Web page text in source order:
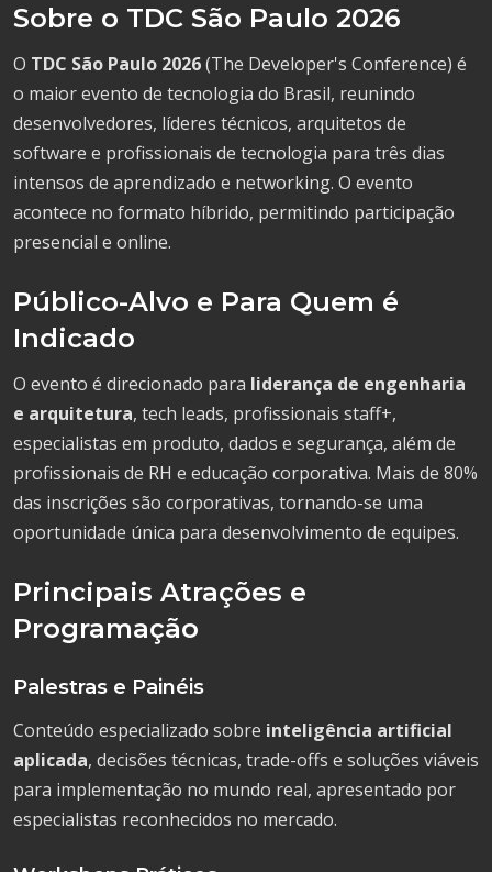
Sobre o TDC São Paulo 2026
O TDC São Paulo 2026(The Developer's Conference) é
o maior evento de tecnologia do Brasil, reunindo
desenvolvedores, líderes técnicos, arquitetos de
software e profissionais de tecnologia para três dias
intensos de aprendizado e networking. O evento
acontece no formato híbrido, permitindo participação
presencial e online.
Público-Alvo e Para Quem é
Indicado
O evento é direcionado para liderança de engenharia
e arquitetura, tech leads, profissionais staff+,
especialistas em produto, dados e segurança, além de
profissionais de RH e educação corporativa. Mais de 80%
das inscrições são corporativas, tornando-se uma
oportunidade única para desenvolvimento de equipes.
Principais Atrações e
Programação
Palestras e Painéis
Conteúdo especializado sobre inteligência artificial
aplicada, decisões técnicas, trade-offs e soluções viáveis
para implementação no mundo real, apresentado por
especialistas reconhecidos no mercado.